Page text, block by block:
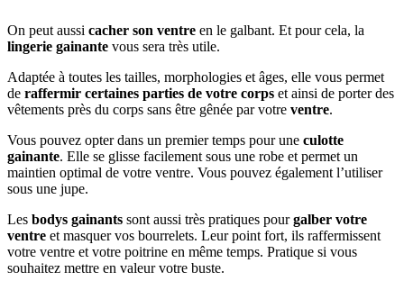
On peut aussi cacher son ventre en le galbant. Et pour cela, la
lingerie gainante vous sera très utile.
Adaptée à toutes les tailles, morphologies et âges, elle vous permet
de raffermir certaines parties de votre corps et ainsi de porter des
vêtements près du corps sans être gênée par votre ventre.
Vous pouvez opter dans un premier temps pour une culotte
gainante. Elle se glisse facilement sous une robe et permet un
maintien optimal de votre ventre. Vous pouvez également l’utiliser
sous une jupe.
Les bodys gainants sont aussi très pratiques pourgalber votre
ventre et masquer vos bourrelets. Leur point fort, ils raffermissent
votre ventre et votre poitrine en même temps. Pratique si vous
souhaitez mettre en valeur votre buste.